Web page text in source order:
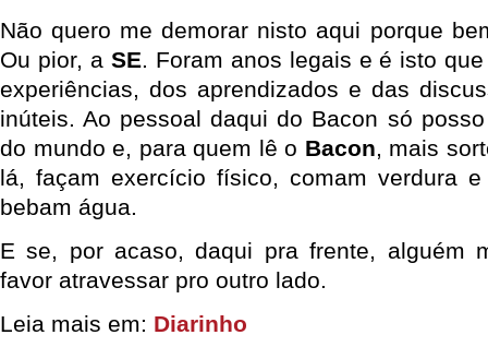
Não quero me demorar nisto aqui porque
Ou pior, a SE. Foram anos legais e é isto
experiências, dos aprendizados e das
inúteis. Ao pessoal daqui do Bacon só
do mundo e, para quem lê o Bacon, mais
lá, façam exercício físico, comam verdura
bebam água.
E se, por acaso, daqui pra frente, alguém
favor atravessar pro outro lado.
Leia mais em: Diarinho